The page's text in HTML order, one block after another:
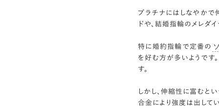
プラチナにはしなやかで
ドや、結婚指輪のメレダ
特に婚約指輪で定番の
を好む方が多いようです
す。
しかし、伸縮性に富むと
合金により強度は出して